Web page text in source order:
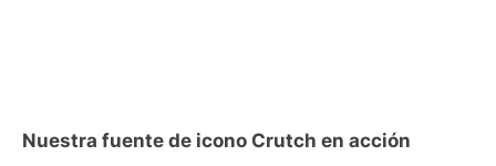
Nuestra fuente de icono Crutch en acción